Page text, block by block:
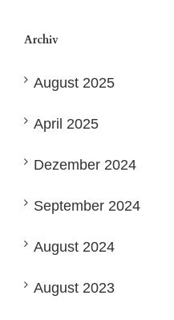
Archiv
August 2025
April 2025
Dezember 2024
September 2024
August 2024
August 2023